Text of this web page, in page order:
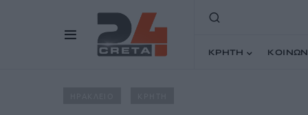
ΚΡΗΤΗ